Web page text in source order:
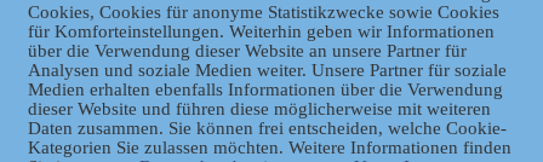
Datenschutz
Cookies, Cookies für anonyme Statistikzwecke sowie Cookies
für Komforteinstellungen. Weiterhin geben wir Informationen
über die Verwendung dieser Website an unsere Partner für
Analysen und soziale Medien weiter. Unsere Partner für soziale
Medien erhalten ebenfalls Informationen über die Verwendung
dieser Website und führen diese möglicherweise mit weiteren
Daten zusammen. Sie können frei entscheiden, welche Cookie-
Kategorien Sie zulassen möchten. Weitere Informationen finden